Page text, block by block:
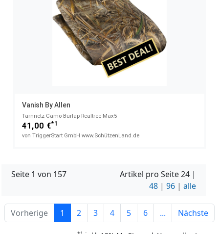
Vanish By Allen
Tarnnetz Camo Burlap Realtree Max5
41,00 €*1
von TriggerStart GmbH www.SchützenLand.de
Seite 1 von 157 Artikel pro Seite24 |
48 | 96 | alle
Vorherige 1 2 3 4 5 6 ... Nächste